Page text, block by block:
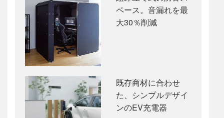
ペース。音漏れを最
大30％削減
既存商材に合わせ
た、シンプルデザイ
ンのEV充電器